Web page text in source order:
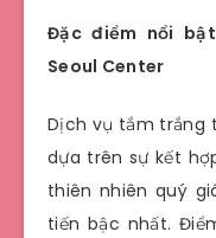
Đặc điểm nổi
Seoul Center
Dịch vụ tắm trắng
dựa trên sự kết
thiên nhiên quý
tiến bậc nhất.